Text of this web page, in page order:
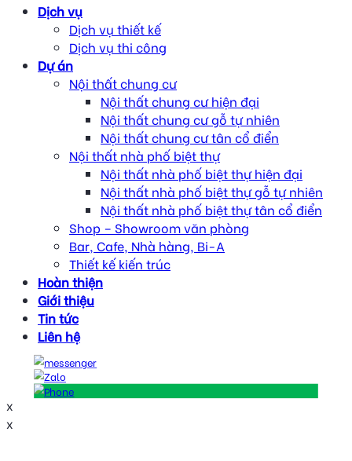
Dịch vụ
Dịch vụ thiết kế
Dịch vụ thi công
Dự án
Nội thất chung cư
Nội thất chung cư hiện đại
Nội thất chung cư gỗ tự nhiên
Nội thất chung cư tân cổ điển
Nội thất nhà phố biệt thự
Nội thất nhà phố biệt thự hiện đại
Nội thất nhà phố biệt thự gỗ tự nhiên
Nội thất nhà phố biệt thự tân cổ điển
Shop – Showroom văn phòng
Bar, Cafe, Nhà hàng, Bi-A
Thiết kế kiến trúc
Hoàn thiện
Giới thiệu
Tin tức
Liên hệ
x
x